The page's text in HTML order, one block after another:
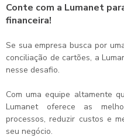
Conte com a Lumanet
financeira!
Se sua empresa busca por
conciliação de cartões, a
nesse desafio.
Com uma equipe altamente
Lumanet oferece as
processos, reduzir custos e
seu negócio.